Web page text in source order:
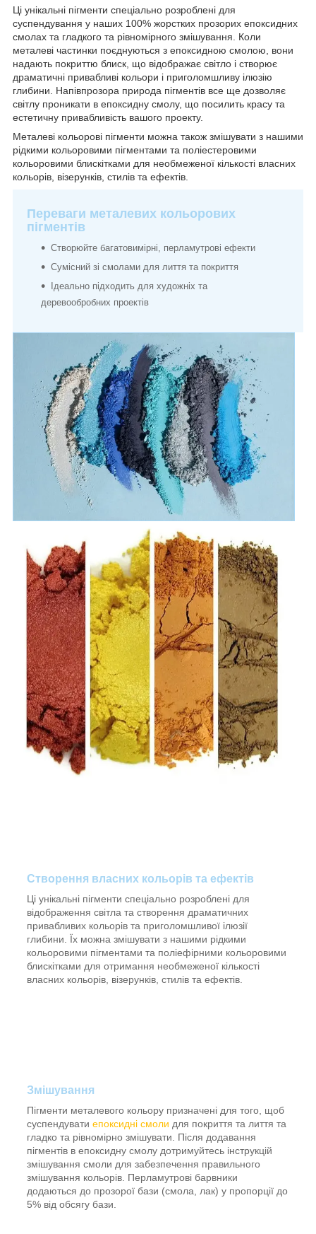
Ці унікальні пігменти спеціально розроблені для
суспендування у наших 100% жорстких прозорих епоксидних
смолах та гладкого та рівномірного змішування. Коли
металеві частинки поєднуються з епоксидною смолою, вони
надають покриттю блиск, що відображає світло і створює
драматичні привабливі кольори і приголомшливу ілюзію
глибини. Напівпрозора природа пігментів все ще дозволяє
світлу проникати в епоксидну смолу, що посилить красу та
естетичну привабливість вашого проекту.
Металеві кольорові пігменти можна також змішувати з нашими
рідкими кольоровими пігментами та поліестеровими
кольоровими блискітками для необмеженої кількості власних
кольорів, візерунків, стилів та ефектів.
Переваги металевих кольорових
пігментів
Створюйте багатовимірні, перламутрові ефекти
Сумісний зі смолами для лиття та покриття
Ідеально підходить для художніх та
деревообробних проектів
Створення власних кольорів та ефектів
Ці унікальні пігменти спеціально розроблені для
відображення світла та створення драматичних
привабливих кольорів та приголомшливої ​​ілюзії
глибини. Їх можна змішувати з нашими рідкими
кольоровими пігментами та поліефірними кольоровими
блискітками для отримання необмеженої кількості
власних кольорів, візерунків, стилів та ефектів.
Змішування
Пігменти металевого кольору призначені для того, щоб
суспендувати епоксидні смоли для покриття та лиття та
гладко та рівномірно змішувати. Після додавання
пігментів в епоксидну смолу дотримуйтесь інструкцій
змішування смоли для забезпечення правильного
змішування кольорів. Перламутрові барвники
додаються до прозорої бази (смола, лак) у пропорції до
5% від обсягу бази.